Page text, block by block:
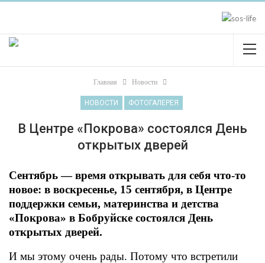
Главная Новости
НОВОСТИ ФОТОГАЛЕРЕЯ
В Центре «Покрова» состоялся День
открытых дверей
Сентябрь — время открывать для себя что-то
новое: в воскресенье, 15 сентября, в Центре
поддержки семьи, материнства и детства
«Покрова» в Бобруйске состоялся День
открытых дверей.
И мы этому очень рады. Потому что встретили